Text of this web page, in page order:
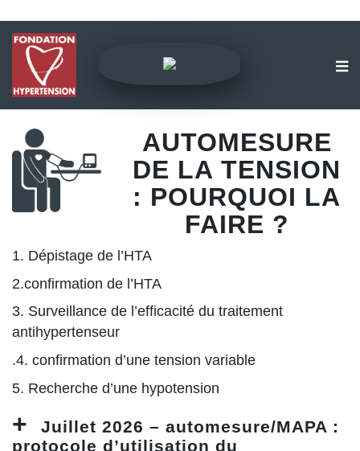
AUTOMESURE
DE LA TENSION
: POURQUOI LA
FAIRE ?
1. Dépistage de l’HTA
2.confirmation de l’HTA
3. Surveillance de l’efficacité du traitement
antihypertenseur
.4. confirmation d’une tension variable
5. Recherche d’une hypotension
Juillet 2026 – automesure/MAPA :
protocole d’utilisation du